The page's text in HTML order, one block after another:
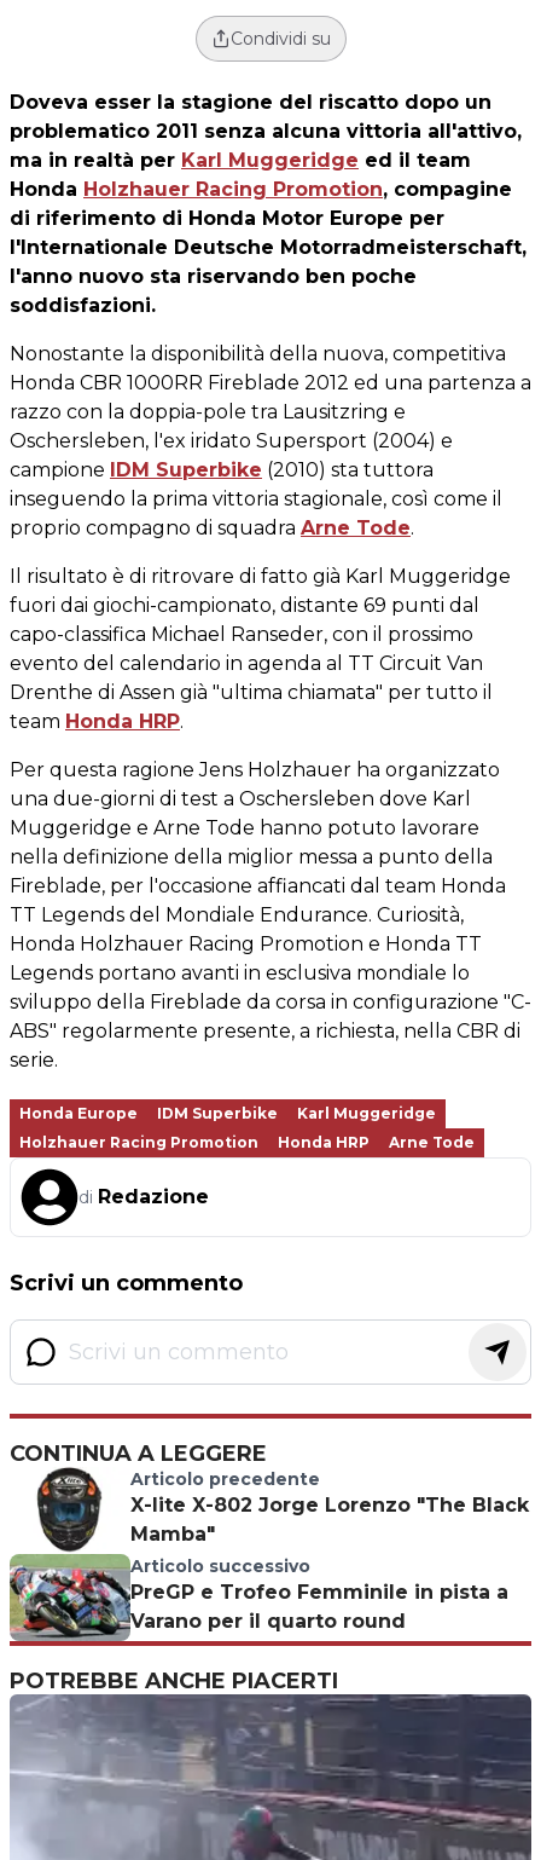
Condividi su
Doveva esser la stagione del riscatto dopo un
problematico 2011 senza alcuna vittoria all'attivo,
ma in realtà per Karl Muggeridge ed il team
Honda Holzhauer Racing Promotion, compagine
di riferimento di Honda Motor Europe per
l'Internationale Deutsche Motorradmeisterschaft,
l'anno nuovo sta riservando ben poche
soddisfazioni.
Nonostante la disponibilità della nuova, competitiva
Honda CBR 1000RR Fireblade 2012 ed una partenza a
razzo con la doppia-pole tra Lausitzring e
Oschersleben, l'ex iridato Supersport (2004) e
campione
IDM Superbike (2010) sta tuttora
inseguendo la prima vittoria stagionale, così come il
proprio compagno di squadra Arne Tode.
Il risultato è di ritrovare di fatto già Karl Muggeridge
fuori dai giochi-campionato, distante 69 punti dal
capo-classifica Michael Ranseder, con il prossimo
evento del calendario in agenda al TT Circuit Van
Drenthe di Assen già "ultima chiamata" per tutto il
team Honda HRP.
Per questa ragione Jens Holzhauer ha organizzato
una due-giorni di test a Oschersleben dove Karl
Muggeridge e Arne Tode hanno potuto lavorare
nella definizione della miglior messa a punto della
Fireblade, per l'occasione affiancati dal team Honda
TT Legends del Mondiale Endurance. Curiosità,
Honda Holzhauer Racing Promotion e Honda TT
Legends portano avanti in esclusiva mondiale lo
sviluppo della Fireblade da corsa in configurazione "C-
ABS" regolarmente presente, a richiesta, nella CBR di
serie.
Honda Europe IDM Superbike
Karl Muggeridge
Holzhauer Racing Promotion
Honda HRP Arne Tode
di Redazione
Scrivi un commento
CONTINUA A LEGGERE
Articolo precedente
X-lite X-802 Jorge Lorenzo "The Black
Mamba"
Articolo successivo
PreGP e Trofeo Femminile in pista a
Varano per il quarto round
POTREBBE ANCHE PIACERTI